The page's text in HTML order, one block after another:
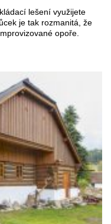
lešení využijete
je tak rozmanitá, že
opoře.